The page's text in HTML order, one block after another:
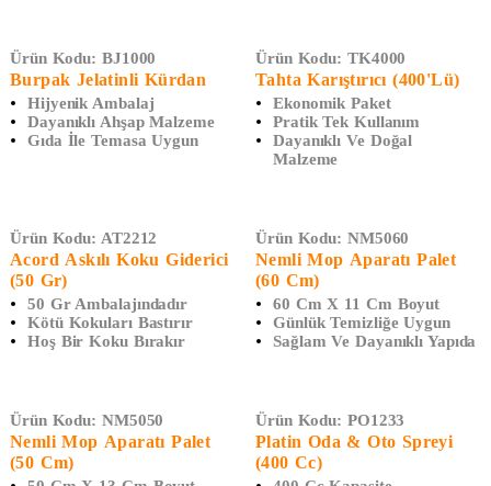
Ürün Kodu: BJ1000
Burpak Jelatinli Kürdan
Hijyenik Ambalaj
Dayanıklı Ahşap Malzeme
Gıda İle Temasa Uygun
Ürün Kodu: TK4000
Tahta Karıştırıcı (400'lü)
Ekonomik Paket
Pratik Tek Kullanım
Dayanıklı Ve Doğal
Malzeme
Ürün Kodu: AT2212
Acord Askılı Koku Giderici
(50 Gr)
50 Gr Ambalajındadır
Kötü Kokuları Bastırır
Hoş Bir Koku Bırakır
Ürün Kodu: NM5060
Nemli Mop Aparatı Palet
(60 Cm)
60 Cm X 11 Cm Boyut
Günlük Temizliğe Uygun
Sağlam Ve Dayanıklı Yapıda
Ürün Kodu: NM5050
Nemli Mop Aparatı Palet
(50 Cm)
Ürün Kodu: PO1233
Platin Oda & Oto Spreyi
(400 Cc)